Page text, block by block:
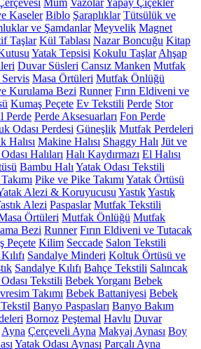
Mum VazolarYapay Çiçekler
Kaseler Biblo Şaraplıklar Tütsülük ve
ve Şamdanlar Meyvelik Magnet
Taşlar Kül Tablası Nazar Boncuğu Kitap
Yatak Tepsisi Kokulu Taşlar Ahşap
Duvar Süsleri Cansız Manken Mutfak
Masa Örtüleri Mutfak Önlüğü
Kurulama Bezi Runner Fırın Eldiveni ve
Kumaş Peçete Ev Tekstili Perde Stor
Perde Perde Aksesuarları Fon Perde
Odası Perdesi Güneşlik Mutfak Perdeleri
Halısı Makine Halısı Shaggy Halı Jüt ve
Halıları Halı Kaydırmazı El Halısı
Bambu Halı Yatak Odası Tekstili
Pike ve Pike Takımı Yatak Örtüsü
Alezi & Koruyucusu YastıkYastık
Alezi Paspaslar Mutfak Tekstili
Örtüleri Mutfak Önlüğü Mutfak
Bezi Runner Fırın Eldiveni ve Tutacak
Peçete Kilim Seccade Salon Tekstili
Sandalye Minderi Koltuk Örtüsü ve
Sandalye Kılıfı Bahçe Tekstili Salıncak
Tekstili Bebek Yorganı Bebek
Takımı Bebek Battaniyesi Bebek
Banyo Paspasları Banyo Bakım
Bornoz Peştemal Havlu Duvar
Ayna Çerçeveli Ayna Makyaj Aynası Boy
Yatak Odası Aynası Parçalı Ayna